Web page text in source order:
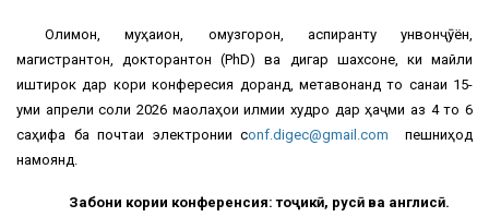
Олимон, муҳақиқон, омузгорон, аспиранту унвонҷӯён,
магистрантон, докторантон (PhD) ва дигар шахсоне, ки майли
иштирок дар кори конфересия доранд, метавонанд то санаи 15-
уми апрели соли 2026 мақолаҳои илмии худро дар ҳаҷми аз 4 то 6
саҳифа ба почтаи электронии conf.digec@gmail.com пешниҳод
намоянд.
Забони кории конференсия: тоҷикӣ, русӣ ва англисӣ.